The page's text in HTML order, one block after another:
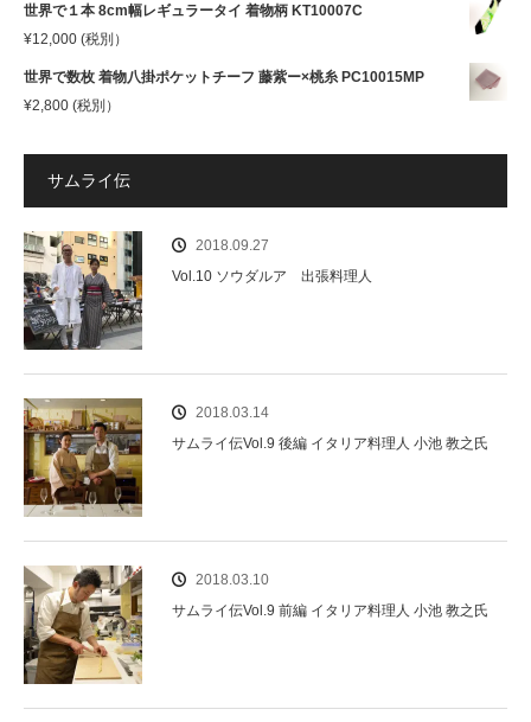
世界で１本 8cm幅レギュラータイ 着物柄 KT10007C
¥12,000 (税別）
世界で数枚 着物八掛ポケットチーフ 藤紫ー×桃糸 PC10015MP
¥2,800 (税別）
サムライ伝
2018.09.27
Vol.10 ソウダルア 出張料理人
2018.03.14
サムライ伝Vol.9 後編 イタリア料理人 小池 教之氏
2018.03.10
サムライ伝Vol.9 前編 イタリア料理人 小池 教之氏